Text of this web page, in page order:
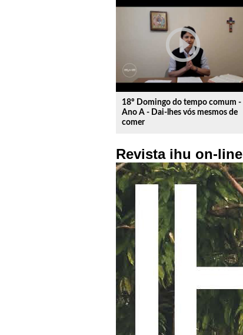
play_circle_outline
18º Domingo do tempo comum -
Ano A - Dai-lhes vós mesmos de
comer
Revista ihu on-line